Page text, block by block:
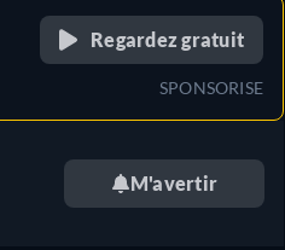
Regardez gratuit
SPONSORISE
M'avertir